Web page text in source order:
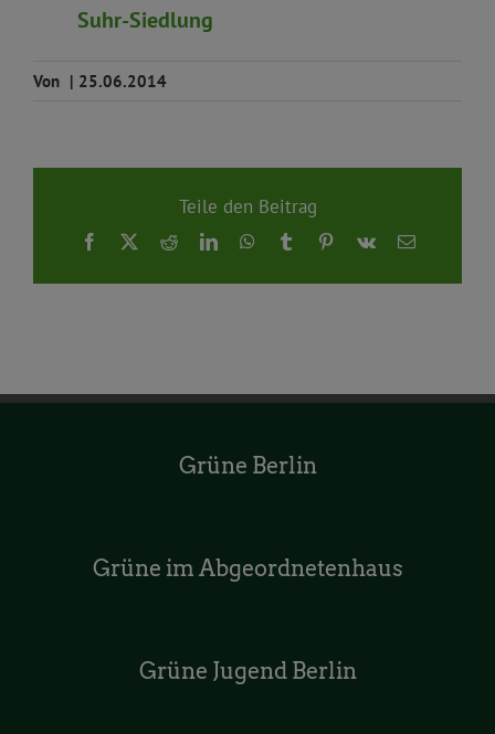
Suhr-Siedlung
Von | 25.06.2014
Teile den Beitrag
Facebook
X RedditLinkedInWhatsApp
TumblrPinterest
Vk
E-
Grüne Berlin
Grüne im Abgeordnetenhaus
Grüne Jugend Berlin